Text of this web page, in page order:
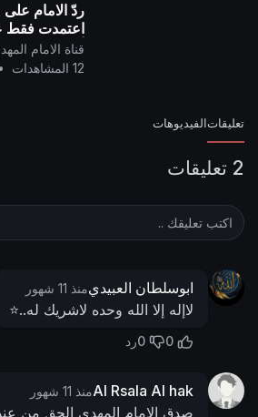
ردّ الامام
اعتمدت فقط
أنها ترمز
قناة الامام
12 المشاهدات
•
تعليقات الفيديوهات
2 تعليقات
ابوسلطان العبيديمنذ 11 شهور
لاإله إلا الله وحده لاشريك له..⭐️
0
0رد
Al Rsala Al hakمنذ 11 شهور
صدق الامام المهدي الحق من عند